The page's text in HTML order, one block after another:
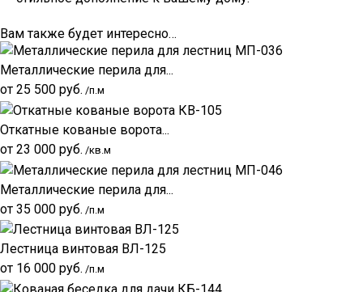
Вам также будет интересно…
Металлические перила для...
от 25 500 руб. /п.м
Откатные кованые ворота...
от 23 000 руб. /кв.м
Металлические перила для...
от 35 000 руб. /п.м
Лестница винтовая ВЛ-125
от 16 000 руб. /п.м